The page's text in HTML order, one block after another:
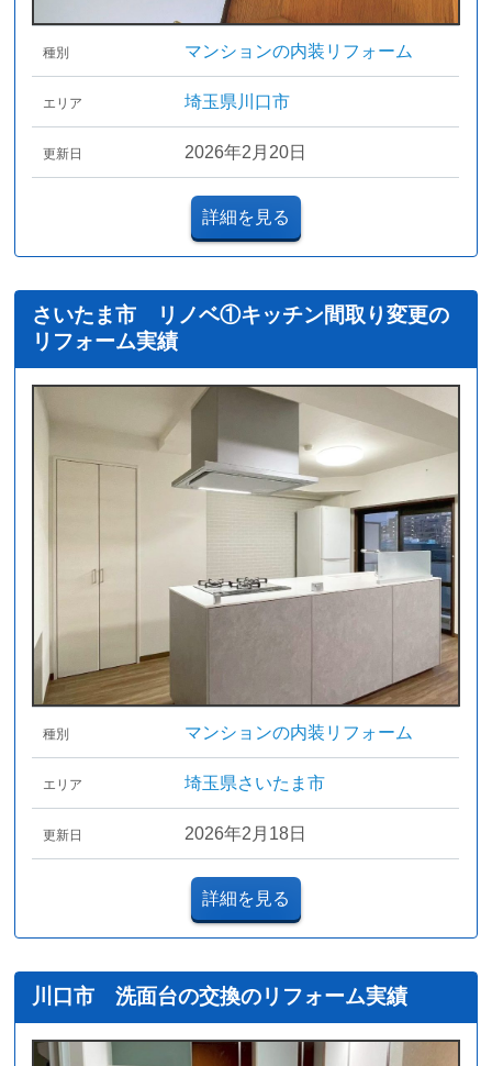
種別 マンションの内装リフォーム
エリア 埼玉県川口市
更新日 2026年2月20日
詳細を見る
さいたま市 リノベ①キッチン間取り変更の
リフォーム実績
種別 マンションの内装リフォーム
エリア 埼玉県さいたま市
更新日 2026年2月18日
詳細を見る
川口市 洗面台の交換のリフォーム実績